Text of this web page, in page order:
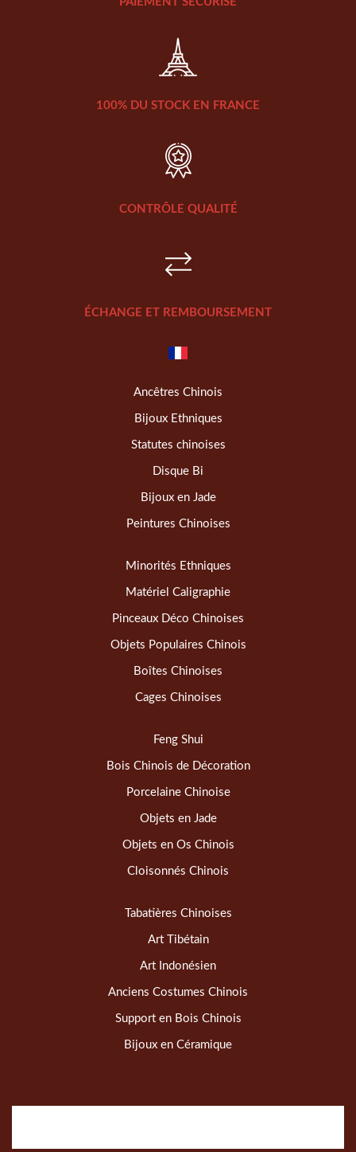
100% DU STOCK EN FRANCE
CONTRÔLE QUALITÉ
ÉCHANGE ET REMBOURSEMENT
Ancêtres Chinois
Bijoux Ethniques
Statutes chinoises
Disque Bi
Bijoux en Jade
Peintures Chinoises
Minorités Ethniques
Matériel Caligraphie
Pinceaux Déco Chinoises
Objets Populaires Chinois
Boîtes Chinoises
Cages Chinoises
Feng Shui
Bois Chinois de Décoration
Porcelaine Chinoise
Objets en Jade
Objets en Os Chinois
Cloisonnés Chinois
Tabatières Chinoises
Art Tibétain
Art Indonésien
Anciens Costumes Chinois
Support en Bois Chinois
Bijoux en Céramique